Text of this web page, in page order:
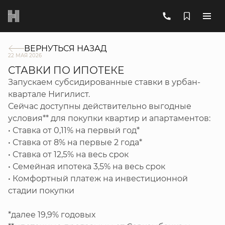
ВЕРНУТЬСЯ НАЗАД
22 МАЯ 2026
СТАВКИ ПО ИПОТЕКЕ
Запускаем субсидированные ставки в урбан-
квартале Нигилист.
Сейчас доступны действительно выгодные
условия** для покупки квартир и апартаментов:
• Ставка от 0,11% на первый год*
• Ставка от 8% на первые 2 года*
• Ставка от 12,5% на весь срок
• Семейная ипотека 3,5% на весь срок
• Комфортный платеж на инвестиционной
стадии покупки
*далее 19,9% годовых